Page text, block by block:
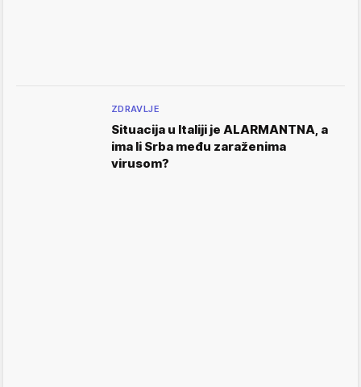
ZDRAVLJE
Situacija u Italiji je ALARMANTNA, a
ima li Srba među zaraženima
virusom?